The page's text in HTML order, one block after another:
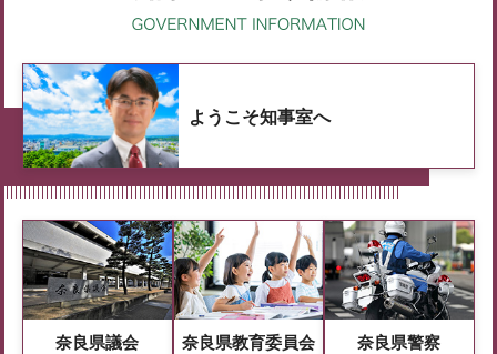
ようこそ知事室へ
奈良県議会 奈良県教育委員会 奈良県警察